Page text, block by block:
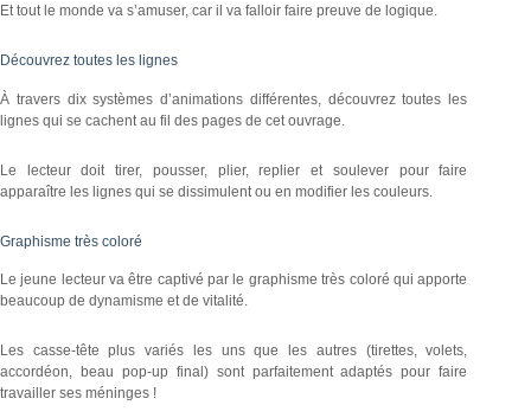
Et tout le monde va s’amuser, car il va falloir faire preuve de logique.
Découvrez toutes les lignes
À travers dix systèmes d’animations différentes, découvrez toutes les
lignes qui se cachent au fil des pages de cet ouvrage.
Le lecteur doit tirer, pousser, plier, replier et soulever pour faire
apparaître les lignes qui se dissimulent ou en modifier les couleurs.
Graphisme très coloré
Le jeune lecteur va être captivé par le graphisme très coloré qui apporte
beaucoup de dynamisme et de vitalité.
Les casse-tête plus variés les uns que les autres (tirettes, volets,
accordéon, beau pop-up final) sont parfaitement adaptés pour faire
travailler ses méninges !